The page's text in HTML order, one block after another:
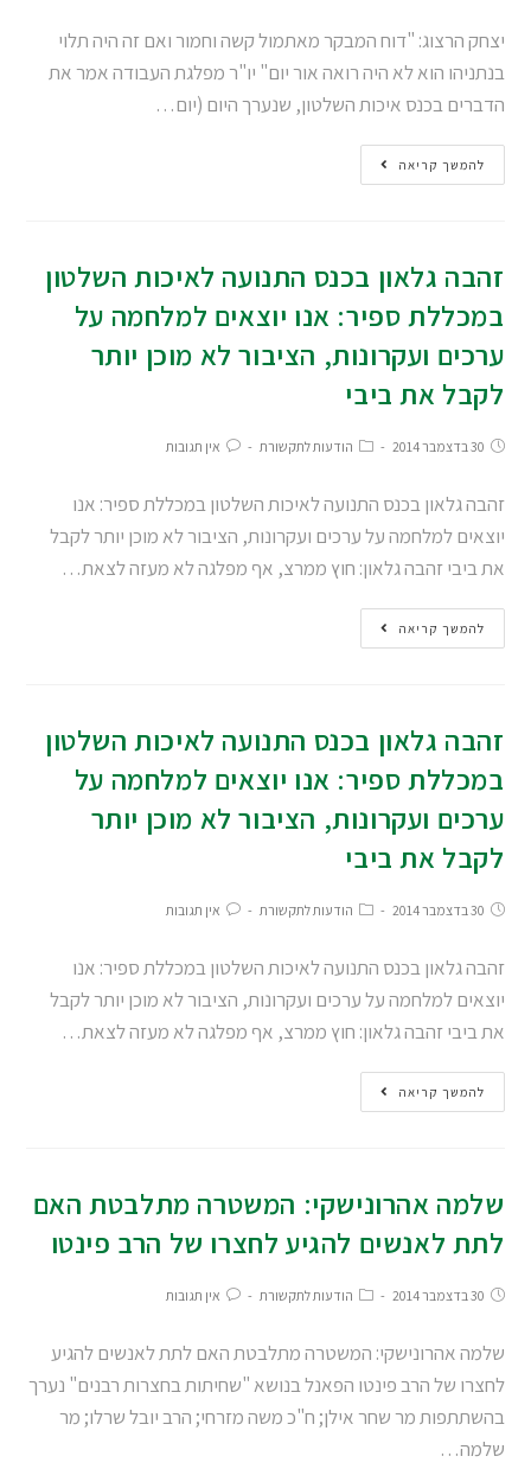
יצחק הרצוג: "דוח המבקר מאתמול קשה וחמור ואם זה היה תלוי
בנתניהו הוא לא היה רואה אור יום" יו"ר מפלגת העבודה אמר את
הדברים בכנס איכות השלטון, שנערך היום (יום…
להמשך קריאה
זהבה גלאון בכנס התנועה לאיכות השלטון
במכללת ספיר: אנו יוצאים למלחמה על
ערכים ועקרונות, הציבור לא מוכן יותר
לקבל את ביבי
30 בדצמבר 2014 הודעות לתקשורת אין תגובות
זהבה גלאון בכנס התנועה לאיכות השלטון במכללת ספיר: אנו
יוצאים למלחמה על ערכים ועקרונות, הציבור לא מוכן יותר לקבל
את ביבי זהבה גלאון: חוץ ממרצ, אף מפלגה לא מעזה לצאת…
להמשך קריאה
זהבה גלאון בכנס התנועה לאיכות השלטון
במכללת ספיר: אנו יוצאים למלחמה על
ערכים ועקרונות, הציבור לא מוכן יותר
לקבל את ביבי
30 בדצמבר 2014 הודעות לתקשורת אין תגובות
זהבה גלאון בכנס התנועה לאיכות השלטון במכללת ספיר: אנו
יוצאים למלחמה על ערכים ועקרונות, הציבור לא מוכן יותר לקבל
את ביבי זהבה גלאון: חוץ ממרצ, אף מפלגה לא מעזה לצאת…
להמשך קריאה
שלמה אהרונישקי: המשטרה מתלבטת האם
לתת לאנשים להגיע לחצרו של הרב פינטו
30 בדצמבר 2014 הודעות לתקשורת אין תגובות
שלמה אהרונישקי: המשטרה מתלבטת האם לתת לאנשים להגיע
לחצרו של הרב פינטו הפאנל בנושא "שחיתות בחצרות רבנים" נערך
בהשתתפות מר שחר אילן; ח"כ משה מזרחי; הרב יובל שרלו; מר
שלמה…